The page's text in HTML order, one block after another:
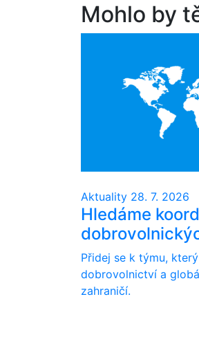
Mohlo by
Aktuality 28. 7. 2026
Hledáme
Přidej se k týmu,
dobrovolnictví a
zahraničí.